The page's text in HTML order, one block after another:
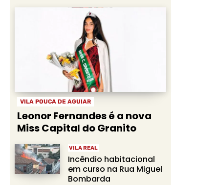
VILA POUCA DE AGUIAR
Leonor Fernandes é a nova
Miss Capital do Granito
VILA REAL
Incêndio habitacional
em curso na Rua Miguel
Bombarda